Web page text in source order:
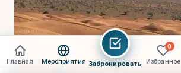
Главная Мероприятия Забронировать
0
Избранное